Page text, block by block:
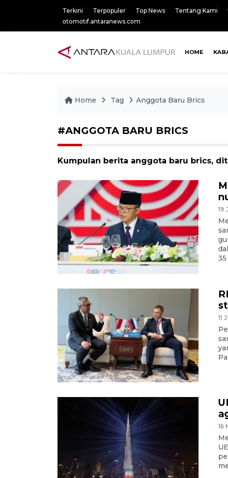
Terkini Terpopuler Top News Tentang Kami
otomotif.antaranews.com
HOME
Home Tag Anggota Baru Brics
#ANGGOTA BARU BRICS
Kumpulan berita anggota baru brics,
19
35
11
16